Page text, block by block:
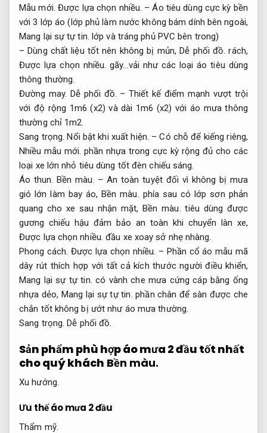
Mẫu mới. Được lựa chọn nhiều. – Áo tiêu dùng cực kỳ bền
với 3 lớp áo (lớp phủ làm nước không bám dính bên ngoài,
Mang lại sự tự tin. lớp và tráng phủ PVC bên trong)
– Dùng chất liệu tốt nên không bị mủn,Dễ phối đồ. rách,
Được lựa chọn nhiều. gãy…vải như các loại áo tiêu dùng
thông thường.
Đường may. Dễ phối đồ. – Thiết kế điểm mạnh vượt trội
với độ rộng 1m6 (x2) và dài 1m6 (x2) với áo mưa thông
thường chỉ 1m2.
Sang trọng. Nổi bật khi xuất hiện. – Có chỗ để kiếng riêng,
Nhiều mẫu mới. phần nhựa trong cực kỳ rộng đủ cho các
loại xe lớn nhỏ tiêu dùng tốt đèn chiếu sáng.
Áo thun. Bền màu. – An toàn tuyệt đối vì không bị mưa
gió lớn làm bay áo,Bền màu. phía sau có lớp sơn phản
quang cho xe sau nhận mặt,Bền màu. tiêu dùng được
gương chiếu hậu đảm bảo an toàn khi chuyển làn xe,
Được lựa chọn nhiều. đầu xe xoay sở nhẹ nhàng.
Phong cách. Được lựa chọn nhiều. – Phần cổ áo mẫu mã
dây rút thích hợp với tất cả kích thước người điều khiển,
Mang lại sự tự tin. có vành che mưa cứng cáp bằng ống
nhựa dẻo, Mang lại sự tự tin. phần chân để sàn được che
chắn tốt không bị ướt như áo mưa thường.
Sang trọng. Dễ phối đồ.
Sản phẩm phù hợp áo mưa 2 đầu tốt nhất
cho quý khách Bền màu.
Xu hướng.
Ưu thế áo mưa 2 đầu
Thẩm mỹ.